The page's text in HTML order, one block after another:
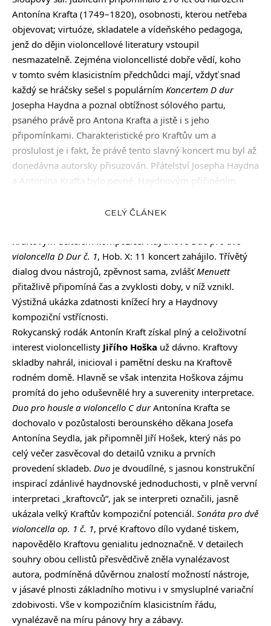
Antonína Krafta (1749–1820), osobnosti, kterou netřeba
objevovat; virtuóze, skladatele a vídeňského pedagoga,
jenž do dějin violoncellové literatury vstoupil
nesmazatelně. Zejména violoncellisté dobře vědí, koho
v tomto svém klasicistním předchůdci mají, vždyť snad
každý se hráčsky sešel s populárním Koncertem D dur
Josepha Haydna a poznal obtížnost sólového partu,
psaného právě pro Antona Krafta a jistě i s jeho
připomínkami. Charakteristické pro Kraftův um a
proslulost je i fakt, že právě tento slavný koncert mu byl až
donedávna autorsky přisuzován. Přátelství Josepha Haydna
a Antonína Krafta bylo pevné, Haydnovým přičiněním
Esterházy, byl tam od roku 1778 prvním violoncellistou.
violoncella D Dur č. 1, Hob. X: 11 koncert zahájilo. Třívětý
dialog dvou nástrojů, zpěvnost sama, zvlášťMenuett
přitažlivě připomíná čas a zvyklosti doby, v níž vznikl.
Výstižná ukázka zdatnosti knížecí hry a Haydnovy
kompoziční vstřícnosti.
Rokycanský rodák Antonín Kraft získal plný a celoživotní
interest violoncellisty Jiřího Hoška už dávno. Kraftovy
skladby nahrál, inicioval i pamětní desku na Kraftově
rodném domě. Hlavně se však intenzita Hoškova zájmu
promítá do jeho oduševnělé hry a suverenity interpretace.
Duo pro housle a violoncello C durAntonína Krafta se
dochovalo v pozůstalosti berounského děkana Josefa
Antonína Seydla, jak připomněl Jiří Hošek, který nás po
celý večer zasvěcoval do detailů vzniku a prvních
provedení skladeb. Duo je dvoudílné, s jasnou konstrukční
inspirací zdánlivé haydnovské jednoduchosti, v plně vervní
interpretaci „kraftovců“, jak se interpreti označili, jasně
ukázala velký Kraftův kompoziční potenciál. Sonáta pro dvě
violoncella op. 1 č. 1, prvé Kraftovo dílo vydané tiskem,
napovědělo Kraftovu genialitu jednoznačně. V detailech
souhry obou cellistů přesvědčivě zněla vynalézavost
autora, podmíněná důvěrnou znalostí možností nástroje,
v jásavé plnosti základního motivu i v smysluplné variační
zdobivosti. Vše v kompozičním klasicistním řádu,
vynalézavě na míru pánovy hry a zábavy.
CELÝ ČLÁNEK